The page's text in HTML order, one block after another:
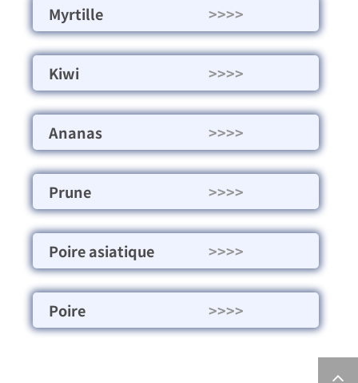
Myrtille >>>>
Kiwi >>>>
Ananas >>>>
Prune >>>>
Poire asiatique >>>>
Poire >>>>